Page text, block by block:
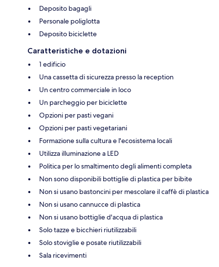
Deposito bagagli
Personale poliglotta
Deposito biciclette
Caratteristiche e dotazioni
1 edificio
Una cassetta di sicurezza presso la reception
Un centro commerciale in loco
Un parcheggio per biciclette
Opzioni per pasti vegani
Opzioni per pasti vegetariani
Formazione sulla cultura e l'ecosistema locali
Utilizza illuminazione a LED
Politica per lo smaltimento degli alimenti completa
Non sono disponibili bottiglie di plastica per bibite
Non si usano bastoncini per mescolare il caffè di plastica
Non si usano cannucce di plastica
Non si usano bottiglie d'acqua di plastica
Solo tazze e bicchieri riutilizzabili
Solo stoviglie e posate riutilizzabili
Sala ricevimenti